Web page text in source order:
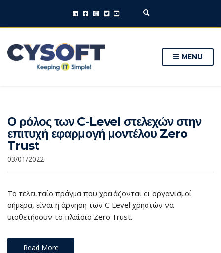
E
p
a
f
o
r
MENU
Ο ρόλος των C-Level στελεχών στην
επιτυχή εφαρμογή μοντέλου Zero
Trust
03/01/2022
Το τελευταίο πράγμα που χρειάζονται οι οργανισμοί
σήμερα, είναι η άρνηση των C-Level χρηστών να
υιοθετήσουν το πλαίσιο Zero Trust.
Read More